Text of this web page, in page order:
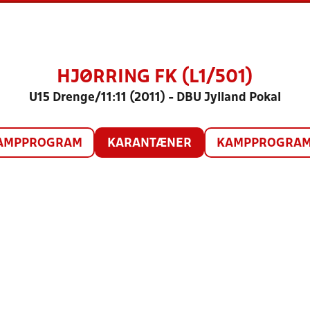
HJØRRING FK (L1/501)
U15 Drenge/11:11 (2011) - DBU Jylland Pokal
KARANTÆNER